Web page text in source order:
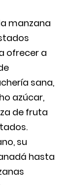
manzana
ofrecer a
sana,
azúcar,
de fruta
su
hasta